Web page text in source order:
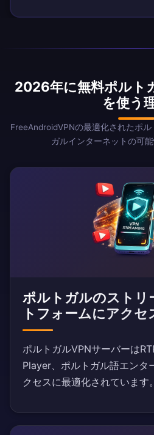
2026年に無料ポルト
を使う
FreeAndroidVPNの最適化されたポ
ガルインターネットの可
ポルトガルのストリ
トフォームにアクセ
ポルトガルVPNサーバーは
Player、ポルトガル語エンタ
クセスに最適化されています。